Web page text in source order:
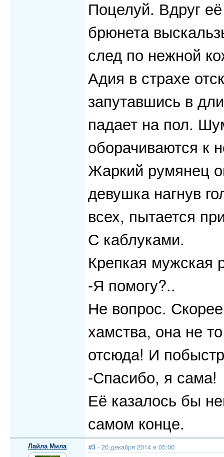
Поцелуй. Вдруг
брюнета
след по нежной
Адия в страхе
запутавшись в
падает на пол.
оборачиваются к
Жаркий румянец
девушка нагнув
всех, пытается
С каблуками.
Крепкая мужская
-Я помогу?..
Не вопрос.
хамства, она не
отсюда! И
-Спасибо, я сама!
Её казалось бы
самом конце.
Лайла Мила #3 - 20 декабря 2014 в 05:00